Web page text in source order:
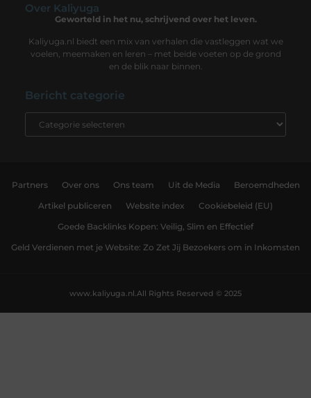
Over Kaliyuga
Geworteld in het nu, schrijvend over het leven.
Kaliyuga.nl biedt een mix van verhalen die vastleggen wat we
voelen, meemaken en leren – met beide voeten op de grond
en de blik naar binnen.
Bericht categorie
Partners Over ons Ons team Uit de Media Beroemdheden
Artikel publiceren Website index Cookiebeleid (EU)
Goede Backlinks Kopen: Veilig, Slim en Effectief
Geld Verdienen met je Website: Zo Zet Jij Bezoekers om in Inkomsten
All Rights Reserved © 2025
www.kaliyuga.nl.